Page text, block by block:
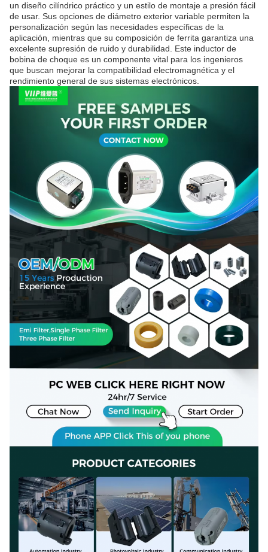
un diseño cilíndrico práctico y un estilo de montaje a presión fácil
de usar. Sus opciones de diámetro exterior variable permiten la
personalización según las necesidades específicas de la
aplicación, mientras que su composición de ferrita garantiza una
excelente supresión de ruido y durabilidad. Este inductor de
bobina de choque es un componente vital para los ingenieros
que buscan mejorar la compatibilidad electromagnética y el
rendimiento general de sus sistemas electrónicos.